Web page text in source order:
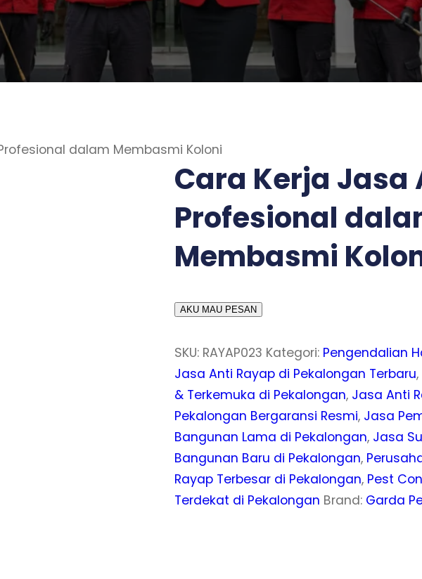
dalam Membasmi Koloni
Cara Kerja Jasa
Profesional
Membasmi
AKU MAU PESAN
SKU: RAYAP023 Kategori: Pengendalian
Jasa Anti Rayap di Pekalongan Terbaru,
& Terkemuka di Pekalongan, Jasa Anti
Pekalongan Bergaransi Resmi, Jasa
Bangunan Lama di Pekalongan, Jasa
Bangunan Baru di Pekalongan,
Rayap Terbesar di Pekalongan, Pest
Terdekat di Pekalongan Brand: Garda